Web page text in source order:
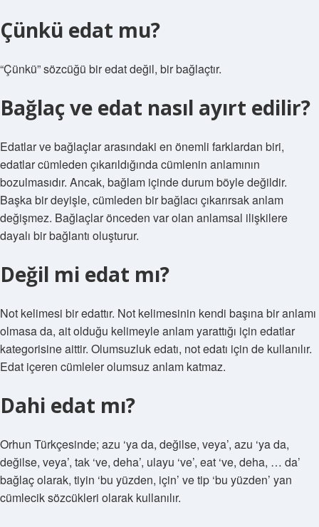
Çünkü edat mu?
“Çünkü” sözcüğü bir edat değil, bir bağlaçtır.
Bağlaç ve edat nasıl ayırt edilir?
Edatlar ve bağlaçlar arasındaki en önemli farklardan biri,
edatlar cümleden çıkarıldığında cümlenin anlamının
bozulmasıdır. Ancak, bağlam içinde durum böyle değildir.
Başka bir deyişle, cümleden bir bağlacı çıkarırsak anlam
değişmez. Bağlaçlar önceden var olan anlamsal ilişkilere
dayalı bir bağlantı oluşturur.
Değil mi edat mı?
Not kelimesi bir edattır. Not kelimesinin kendi başına bir anlamı
olmasa da, ait olduğu kelimeyle anlam yarattığı için edatlar
kategorisine aittir. Olumsuzluk edatı, not edatı için de kullanılır.
Edat içeren cümleler olumsuz anlam katmaz.
Dahi edat mı?
Orhun Türkçesinde; azu ‘ya da, değilse, veya’, azu ‘ya da,
değilse, veya’, tak ‘ve, deha’, ulayu ‘ve’, eat ‘ve, deha, … da’
bağlaç olarak, tiyin ‘bu yüzden, için’ ve tip ‘bu yüzden’ yan
cümlecik sözcükleri olarak kullanılır.